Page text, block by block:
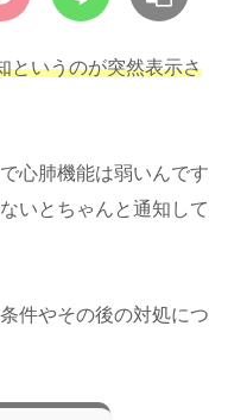
というのが突然表示さ
心肺機能は弱いんです
いとちゃんと通知して
件やその後の対処につ